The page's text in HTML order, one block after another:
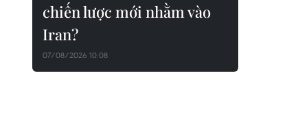
chiến lược mới nhằm vào
Iran?
07/08/2026 10:08